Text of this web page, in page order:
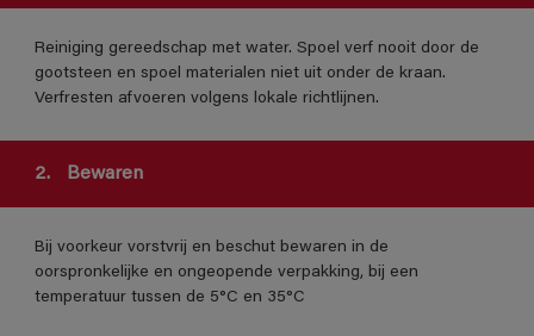
Reiniging gereedschap met water. Spoel verf nooit door de
gootsteen en spoel materialen niet uit onder de kraan.
Verfresten afvoeren volgens lokale richtlijnen.
2. Bewaren
Bij voorkeur vorstvrij en beschut bewaren in de
oorspronkelijke en ongeopende verpakking, bij een
temperatuur tussen de 5°C en 35°C